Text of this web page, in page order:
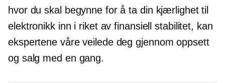
hvor du skal begynne for å ta din kjærlighet til
elektronikk inn i riket av finansiell stabilitet, kan
ekspertene våre veilede deg gjennom oppsett
og salg med en gang.